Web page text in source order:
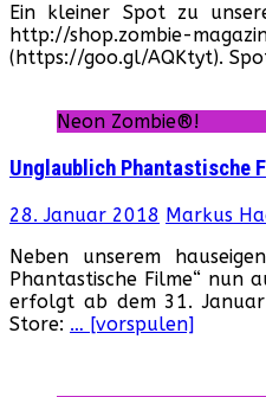
Ein kleiner Spot zu
http://shop.zombie-
(https://goo.gl/AQKtyt).
Neon Zombie®!
Unglaublich Phantastische
28. Januar 2018 Markus
Neben unserem
Phantastische Filme“ nun
erfolgt ab dem 31. Januar
Store: … [vorspulen]